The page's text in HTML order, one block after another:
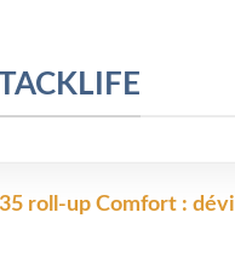
roll-up Comfort :